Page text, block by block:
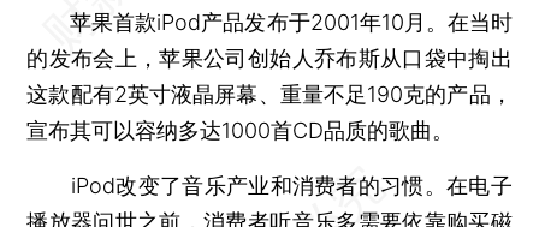
苹果首款iPod产品发布于2001年10月。在当时
的发布会上，苹果公司创始人乔布斯从口袋中掏出
这款配有2英寸液晶屏幕、重量不足190克的产品，
宣布其可以容纳多达1000首CD品质的歌曲。
iPod改变了音乐产业和消费者的习惯。在电子
播放器问世之前，消费者听音乐多需要依靠购买磁